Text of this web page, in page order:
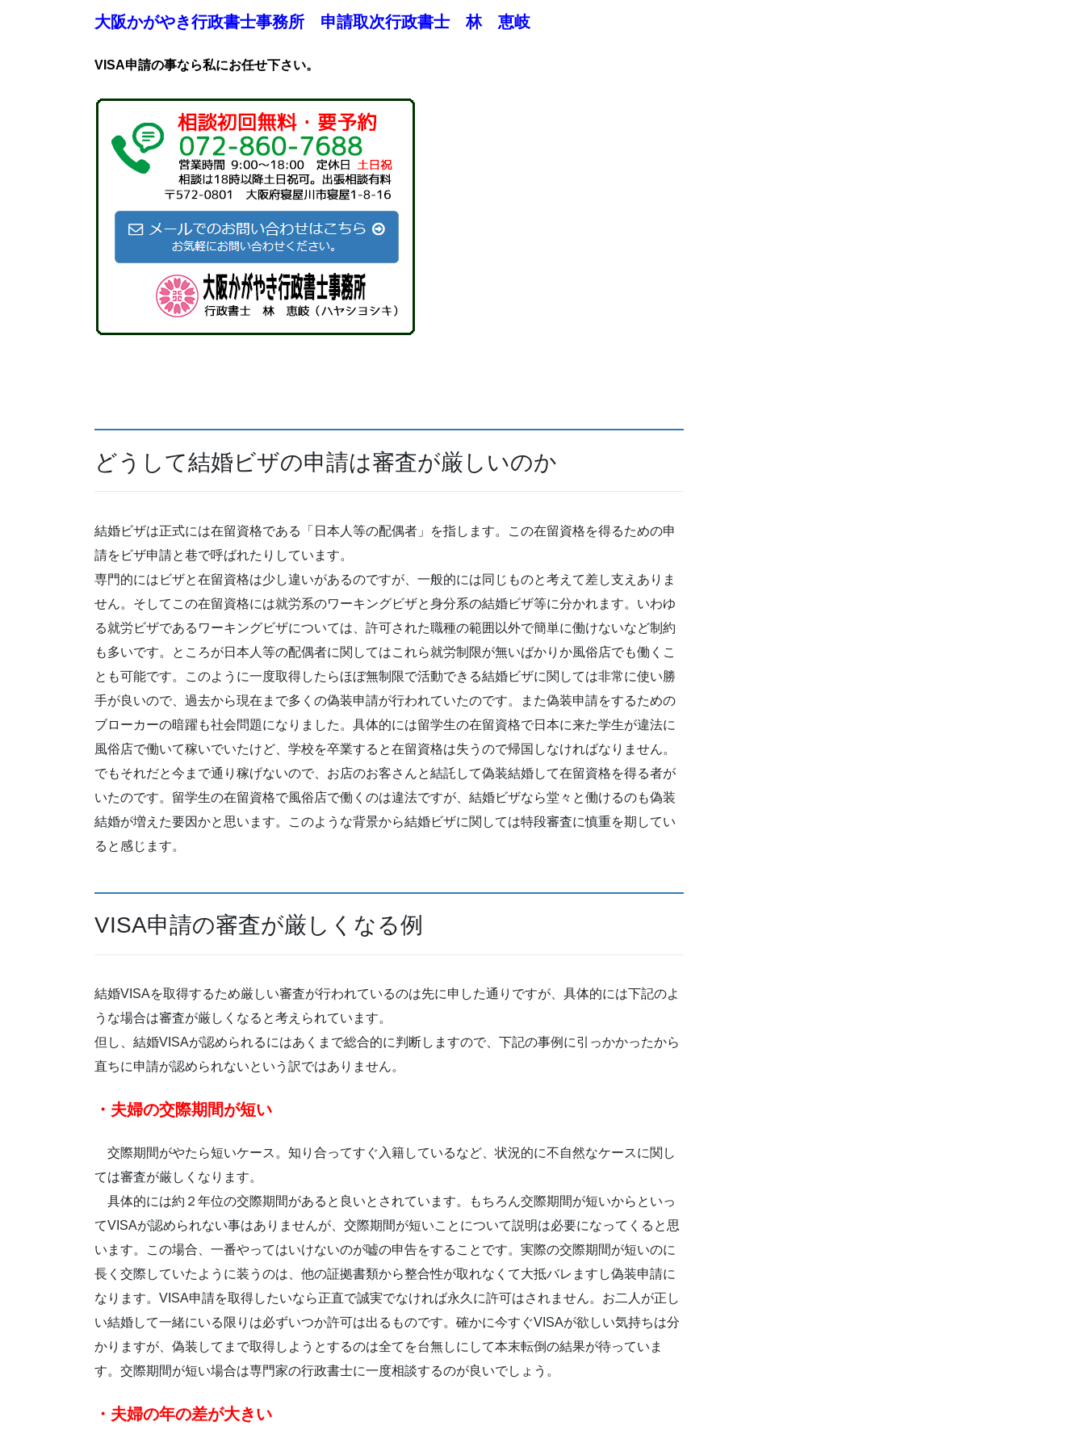
大阪かがやき行政書士事務所 申請取次行政書士 林 恵岐
VISA申請の事なら私にお任せ下さい。
どうして結婚ビザの申請は審査が厳しいのか
結婚ビザは正式には在留資格である「日本人等の配偶者」を指します。この在留資格を得るための申
請をビザ申請と巷で呼ばれたりしています。
専門的にはビザと在留資格は少し違いがあるのですが、一般的には同じものと考えて差し支えありま
せん。そしてこの在留資格には就労系のワーキングビザと身分系の結婚ビザ等に分かれます。いわゆ
る就労ビザであるワーキングビザについては、許可された職種の範囲以外で簡単に働けないなど制約
も多いです。ところが日本人等の配偶者に関してはこれら就労制限が無いばかりか風俗店でも働くこ
とも可能です。このように一度取得したらほぼ無制限で活動できる結婚ビザに関しては非常に使い勝
手が良いので、過去から現在まで多くの偽装申請が行われていたのです。また偽装申請をするための
ブローカーの暗躍も社会問題になりました。具体的には留学生の在留資格で日本に来た学生が違法に
風俗店で働いて稼いでいたけど、学校を卒業すると在留資格は失うので帰国しなければなりません。
でもそれだと今まで通り稼げないので、お店のお客さんと結託して偽装結婚して在留資格を得る者が
いたのです。留学生の在留資格で風俗店で働くのは違法ですが、結婚ビザなら堂々と働けるのも偽装
結婚が増えた要因かと思います。このような背景から結婚ビザに関しては特段審査に慎重を期してい
ると感じます。
VISA申請の審査が厳しくなる例
結婚VISAを取得するため厳しい審査が行われているのは先に申した通りですが、具体的には下記のよ
うな場合は審査が厳しくなると考えられています。
但し、結婚VISAが認められるにはあくまで総合的に判断しますので、下記の事例に引っかかったから
直ちに申請が認められないという訳ではありません。
・夫婦の交際期間が短い
交際期間がやたら短いケース。知り合ってすぐ入籍しているなど、状況的に不自然なケースに関し
ては審査が厳しくなります。
具体的には約２年位の交際期間があると良いとされています。もちろん交際期間が短いからといっ
てVISAが認められない事はありませんが、交際期間が短いことについて説明は必要になってくると思
います。この場合、一番やってはいけないのが嘘の申告をすることです。実際の交際期間が短いのに
長く交際していたように装うのは、他の証拠書類から整合性が取れなくて大抵バレますし偽装申請に
なります。VISA申請を取得したいなら正直で誠実でなければ永久に許可はされません。お二人が正し
い結婚して一緒にいる限りは必ずいつか許可は出るものです。確かに今すぐVISAが欲しい気持ちは分
かりますが、偽装してまで取得しようとするのは全てを台無しにして本末転倒の結果が待っていま
す。交際期間が短い場合は専門家の行政書士に一度相談するのが良いでしょう。
・夫婦の年の差が大きい